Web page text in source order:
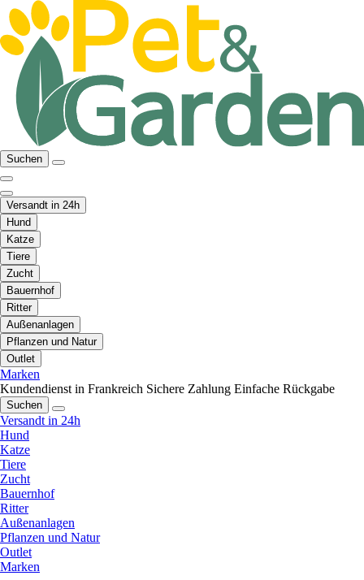
Suchen
Versandt in 24h
Hund
Katze
Tiere
Zucht
Bauernhof
Ritter
Außenanlagen
Pflanzen und Natur
Outlet
Marken
Kundendienst in Frankreich Sichere Zahlung Einfache Rückgabe
Suchen
Versandt in 24h
Hund
Katze
Tiere
Zucht
Bauernhof
Ritter
Außenanlagen
Pflanzen und Natur
Outlet
Marken